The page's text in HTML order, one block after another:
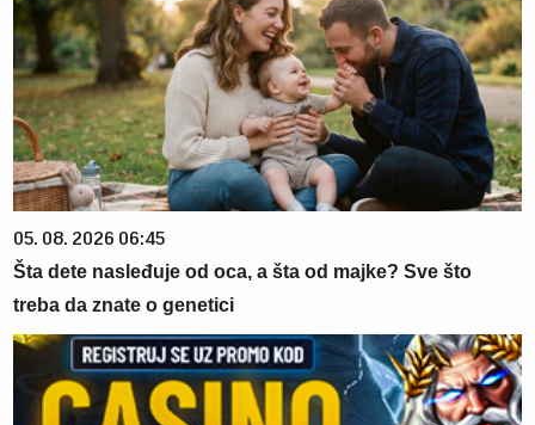
05. 08. 2026 06:45
Šta dete nasleđuje od oca, a šta od majke? Sve što
treba da znate o genetici